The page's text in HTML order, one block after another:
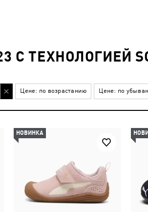
ТЕХНОЛОГИЕЙ
Цене: по возрастанию Цене: по
НОВИНКА